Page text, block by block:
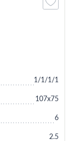
1/1/1/1
107х75
6
2.5